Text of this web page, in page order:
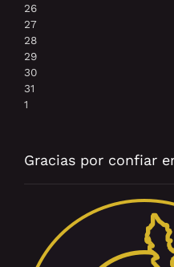
26
27
28
29
30
31
1
Gracias por confiar